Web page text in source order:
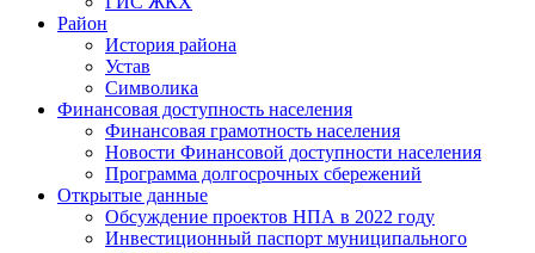
Район
История района
Устав
Символика
Финансовая доступность населения
Финансовая грамотность населения
Новости Финансовой доступности населения
Программа долгосрочных сбережений
Открытые данные
Обсуждение проектов НПА в 2022 году
Инвестиционный паспорт муниципального